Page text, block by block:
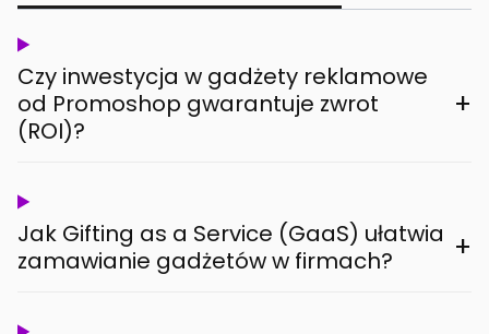
Czy inwestycja w gadżety reklamowe
od Promoshop gwarantuje zwrot
(ROI)?
+
Jak Gifting as a Service (GaaS) ułatwia
zamawianie gadżetów w firmach?
+